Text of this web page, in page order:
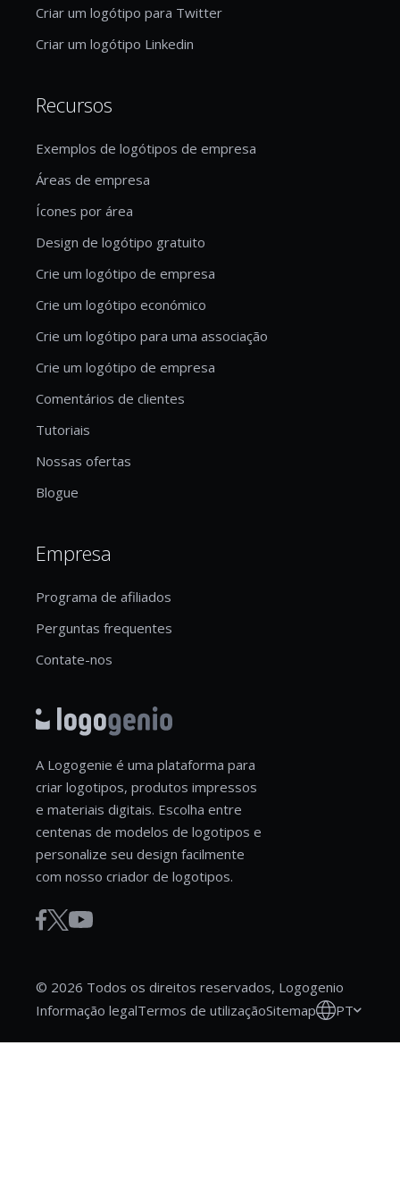
Criar um logótipo para Twitter
Criar um logótipo Linkedin
Recursos
Exemplos de logótipos de empresa
Áreas de empresa
Ícones por área
Design de logótipo gratuito
Crie um logótipo de empresa
Crie um logótipo económico
Crie um logótipo para uma associação
Crie um logótipo de empresa
Comentários de clientes
Tutoriais
Nossas ofertas
Blogue
Empresa
Programa de afiliados
Perguntas frequentes
Contate-nos
A Logogenie é uma plataforma para
criar logotipos, produtos impressos
e materiais digitais. Escolha entre
centenas de modelos de logotipos e
personalize seu design facilmente
com nosso criador de logotipos.
© 2026 Todos os direitos reservados, Logogenio
Informação legalTermos de utilizaçãoSitemap PT